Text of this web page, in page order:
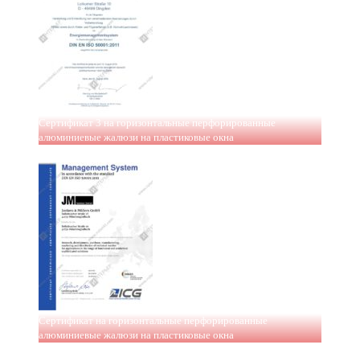
Сертификат 3 на горизонтальные перфорированные
алюминиевые жалюзи на пластиковые окна
Сертификат на горизонтальные перфорированные
алюминиевые жалюзи на пластиковые окна